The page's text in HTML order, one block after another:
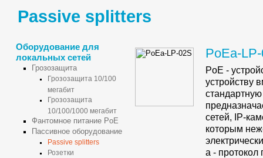
Passive splitters
Оборудование для
локальных сетей
Грозозащита
Грозозащита 10/100
мегабит
Грозозащита
10/100/1000 мегабит
Фантомное питание PoE
Пассивное оборудование
Passive splitters
Розетки
PoEa-
PoE -
устройству
сетей, IP-
которым
а -